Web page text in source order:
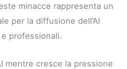
minacce rappresenta un
per la diffusione dell’AI
professionali.
mentre cresce la pressione